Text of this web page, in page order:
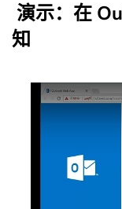
演示：在
知